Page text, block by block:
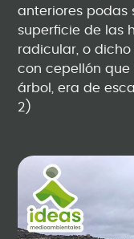
anteriores podas
superficie de las
radicular, o
con cepellón
árbol, era de
2)